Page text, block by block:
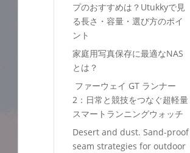
プのおすすめは？Utukkyで見
る長さ・容量・選び方のポイ
ント
家庭用写真保存に最適なNAS
とは？
ファーウェイ GT ランナー
2：日常と競技をつなぐ超軽量
スマートランニングウォッチ
Desert and dust. Sand-proof
seam strategies for outdoor